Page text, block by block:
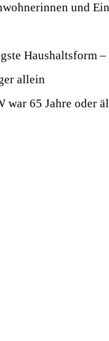
und
Haushaltsform
allein
war 65 Jahre oder